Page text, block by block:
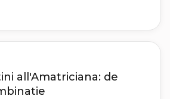
all'Amatriciana: de